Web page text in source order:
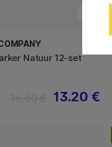
Natuur 12-set
13.20 €